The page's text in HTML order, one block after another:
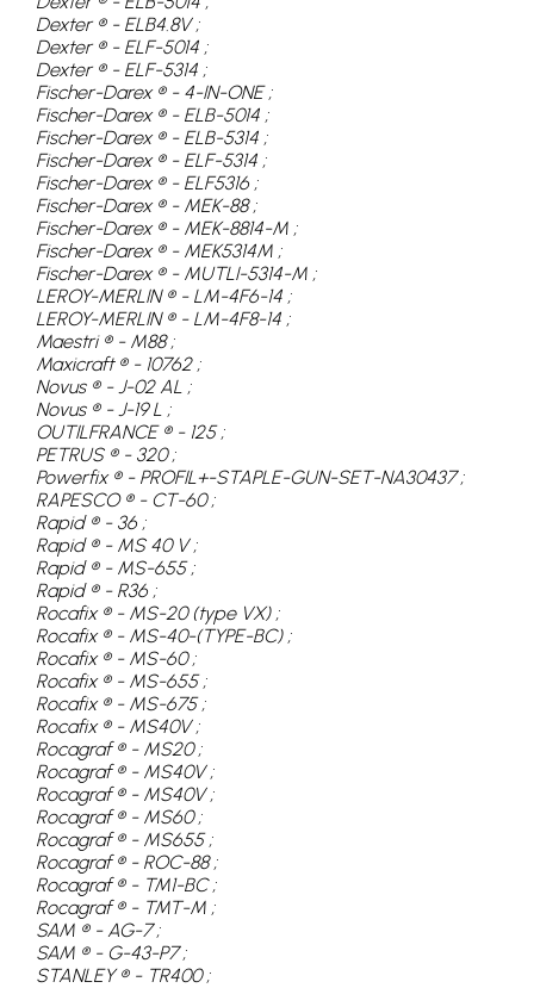
Dexter ® - ELB4.8V ;
Dexter ® - ELF-5014 ;
Dexter ® - ELF-5314 ;
Fischer-Darex ® - 4-IN-ONE ;
Fischer-Darex ® - ELB-5014 ;
Fischer-Darex ® - ELB-5314 ;
Fischer-Darex ® - ELF-5314 ;
Fischer-Darex ® - ELF5316 ;
Fischer-Darex ® - MEK-88 ;
Fischer-Darex ® - MEK-8814-M ;
Fischer-Darex ® - MEK5314M ;
Fischer-Darex ® - MUTLI-5314-M ;
LEROY-MERLIN ® - LM-4F6-14 ;
LEROY-MERLIN ® - LM-4F8-14 ;
Maestri ® - M88 ;
Maxicraft ® - 10762 ;
Novus ® - J-02 AL ;
Novus ® - J-19 L ;
OUTILFRANCE ® - 125 ;
PETRUS ® - 320 ;
Powerfix ® - PROFIL+-STAPLE-GUN-SET-NA30437 ;
RAPESCO ® - CT-60 ;
Rapid ® - 36 ;
Rapid ® - MS 40 V ;
Rapid ® - MS-655 ;
Rapid ® - R36 ;
Rocafix ® - MS-20 (type VX) ;
Rocafix ® - MS-40-(TYPE-BC) ;
Rocafix ® - MS-60 ;
Rocafix ® - MS-655 ;
Rocafix ® - MS-675 ;
Rocafix ® - MS40V ;
Rocagraf ® - MS20 ;
Rocagraf ® - MS40V ;
Rocagraf ® - MS40V ;
Rocagraf ® - MS60 ;
Rocagraf ® - MS655 ;
Rocagraf ® - ROC-88 ;
Rocagraf ® - TM1-BC ;
Rocagraf ® - TMT-M ;
SAM ® - AG-7 ;
SAM ® - G-43-P7 ;
STANLEY ® - TR400 ;